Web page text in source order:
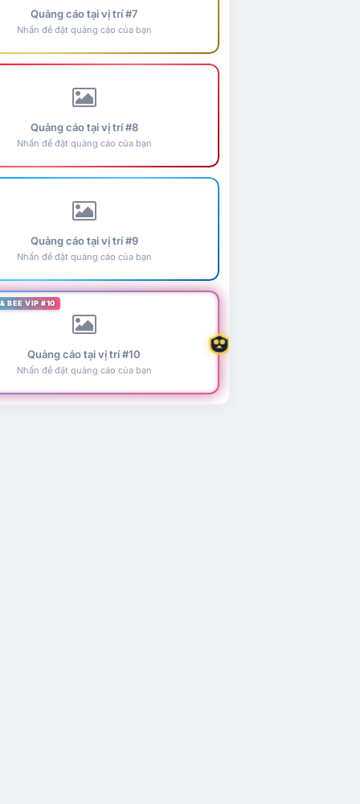
Quảng cáo tại vị trí #7
Nhấn để đặt quảng cáo của bạn
Quảng cáo tại vị trí #8
Nhấn để đặt quảng cáo của bạn
Quảng cáo tại vị trí #9
Nhấn để đặt quảng cáo của bạn
BEE VIP #10
Quảng cáo tại vị trí #10
Nhấn để đặt quảng cáo của bạn